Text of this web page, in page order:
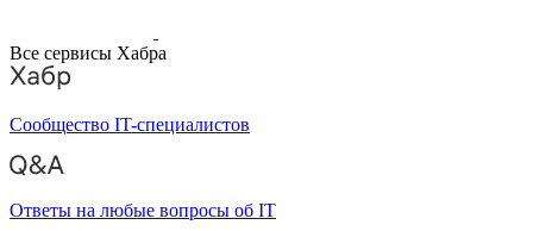
Все сервисы Хабра
Сообщество IT-специалистов
Ответы на любые вопросы об IT